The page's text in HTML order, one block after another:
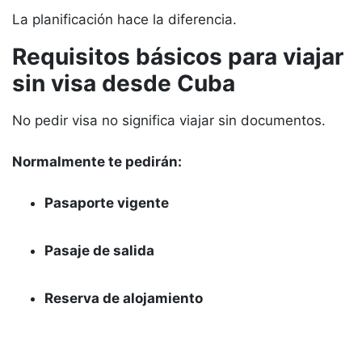
La planificación hace la diferencia.
Requisitos básicos para viajar
sin visa desde Cuba
No pedir visa no significa viajar sin documentos.
Normalmente te pedirán:
Pasaporte vigente
Pasaje de salida
Reserva de alojamiento